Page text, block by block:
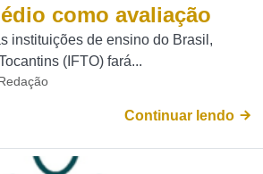
como avaliação
instituições de ensino do Brasil,
(IFTO) fará...
Continuar lendo